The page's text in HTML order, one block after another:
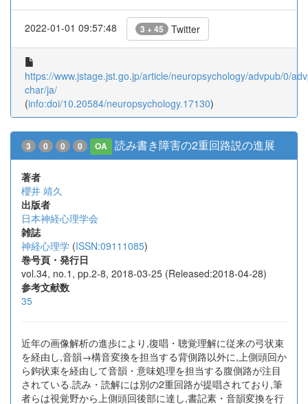
2022-01-01 09:57:48 3 + 45 Twitter
https://www.jstage.jst.go.jp/article/neuropsychology/advpub/0/
char/ja/
(info:doi/10.20584/neuropsychology.17130)
3 0 0 0 OA 読み書き障害の2重回路説の進展
著者
櫻井 靖久
出版者
日本神経心理学会
雑誌
神経心理学 (ISSN:09111085)
巻号頁・発行日
vol.34, no.1, pp.2-8, 2018-03-25 (Released:2018-04-28)
参考文献数
35
近年の画像解析の進歩により,復唱・聴覚理解に従来の弓状束
を経由し,音韻→構音変換を担当する背側路以外に,上側頭回か
ら鉤状束を経由して音韻・意味処理を担当する腹側路が注目
されている.読み・読解には別の2重回路が提唱されており,筆
者らは視覚野から上側頭回後部に達し,書記素・音韻変換を行